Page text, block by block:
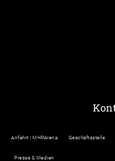
Anfahrt | MHPArena Geschäftsstelle
Presse & Medien